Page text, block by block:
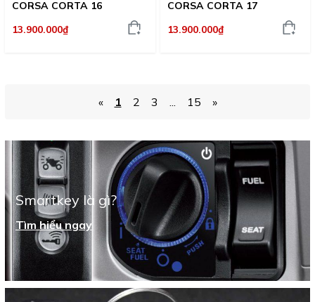
CORSA CORTA 16
13.900.000₫
CORSA CORTA 17
13.900.000₫
« 1 2 3 15 »
Smartkey là gì?
Tìm hiểu ngay